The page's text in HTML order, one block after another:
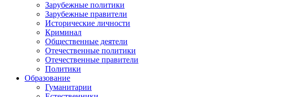
Зарубежные политики
Зарубежные правители
Исторические личности
Криминал
Общественные деятели
Отечественные политики
Отечественные правители
Политики
Образование
Гуманитарии